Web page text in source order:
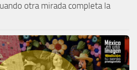
otra mirada completa la